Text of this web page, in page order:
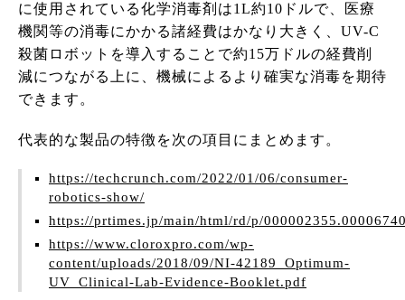
に使用されている化学消毒剤は1L約10ドルで、医療
機関等の消毒にかかる諸経費はかなり大きく、UV-C
殺菌ロボットを導入することで約15万ドルの経費削
減につながる上に、機械によるより確実な消毒を期待
できます。
代表的な製品の特徴を次の項目にまとめます。
https://techcrunch.com/2022/01/06/consumer-
robotics-show/
https://prtimes.jp/main/html/rd/p/
https://www.cloroxpro.com/wp-
content/uploads/2018/09/NI-42189_Optimum-
UV_Clinical-Lab-Evidence-Booklet.pdf